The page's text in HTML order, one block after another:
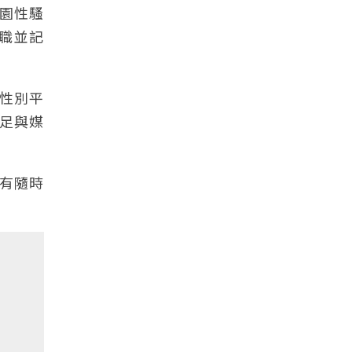
性騷
並記
別平
與媒
隨時